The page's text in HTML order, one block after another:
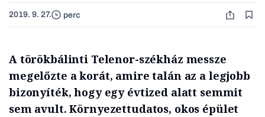
2019. 9. 27. perc
A törökbálinti Telenor-székház messze
megelőzte a korát, amire talán az a legjobb
bizonyíték, hogy egy évtized alatt semmit
sem avult. Környezettudatos, okos épület